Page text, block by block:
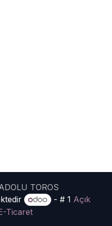
TOROS
- # 1 Açık
Ticaret